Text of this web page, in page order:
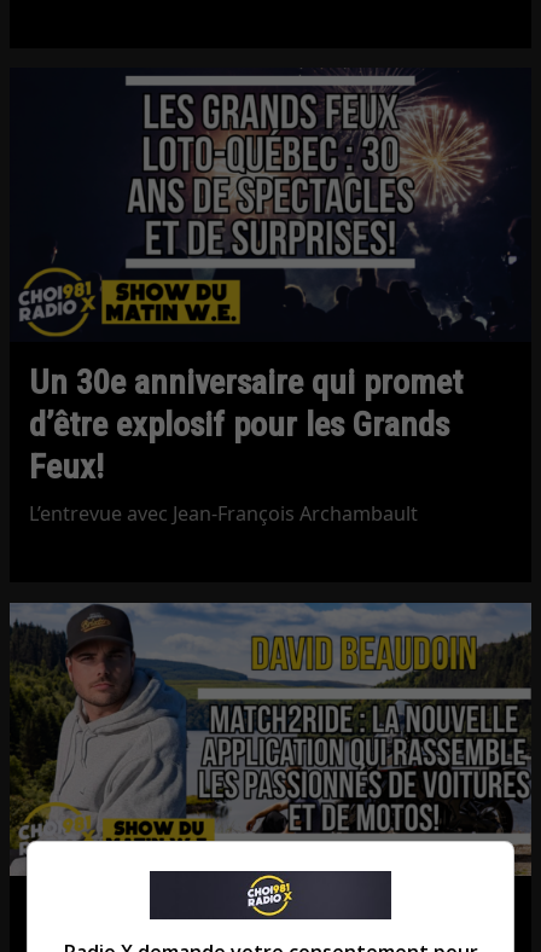
Un 30e anniversaire qui promet
d’être explosif pour les Grands
Feux!
L’entrevue avec Jean-François Archambault
Match2Ride : l’application qui